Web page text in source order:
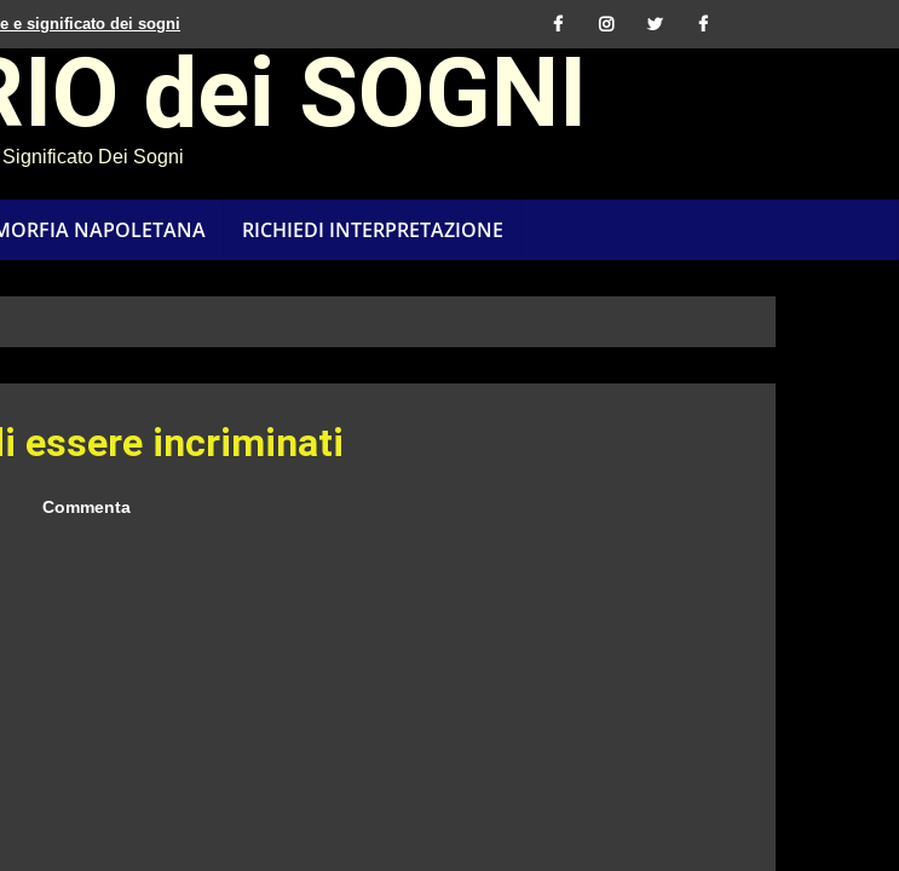
e significato dei sogni
dei SOGNI
Significato Dei Sogni
NAPOLETANA RICHIEDI INTERPRETAZIONE
essere incriminati
Commenta